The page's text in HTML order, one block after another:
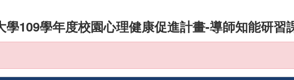
學109學年度校園心理健康促進計畫-導師知能研習